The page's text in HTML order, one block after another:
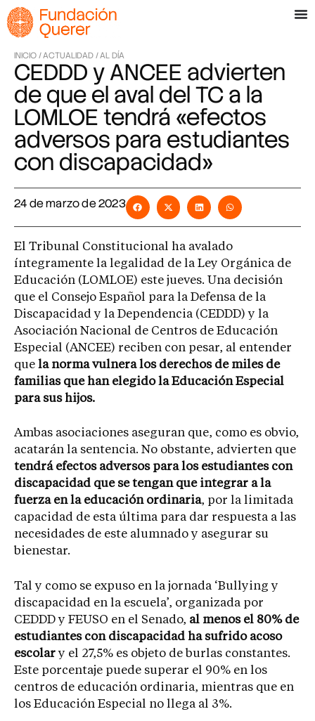
INICIO /ACTUALIDAD /AL DÍA
CEDDD y ANCEE advierten
de que el aval del TC a la
LOMLOE tendrá «efectos
adversos para estudiantes
con discapacidad»
24 de marzo de 2023
El Tribunal Constitucional ha avalado
íntegramente la legalidad de la Ley Orgánica de
Educación (LOMLOE) este jueves. Una decisión
que el Consejo Español para la Defensa de la
Discapacidad y la Dependencia (CEDDD) y la
Asociación Nacional de Centros de Educación
Especial (ANCEE) reciben con pesar, al entender
que la norma vulnera los derechos de miles de
familias que han elegido la Educación Especial
para sus hijos.
Ambas asociaciones aseguran que, como es obvio,
acatarán la sentencia. No obstante, advierten que
tendrá efectos adversos para los estudiantes con
discapacidad que se tengan que integrar a la
fuerza en la educación ordinaria, por la limitada
capacidad de esta última para dar respuesta a las
necesidades de este alumnado y asegurar su
bienestar.
Tal y como se expuso en la jornada ‘Bullying y
discapacidad en la escuela’, organizada por
CEDDD y FEUSO en el Senado, al menos el 80% de
estudiantes con discapacidad ha sufrido acoso
escolary el 27,5% es objeto de burlas constantes.
Este porcentaje puede superar el 90% en los
centros de educación ordinaria, mientras que en
los Educación Especial no llega al 3%.